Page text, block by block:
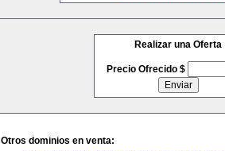
Realizar una Oferta
Precio Ofrecido $
Otros dominios en venta: